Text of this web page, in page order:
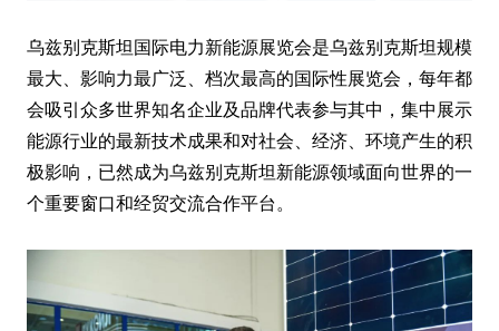
乌兹别克斯坦国际电力新能源展览会是乌兹别克斯坦规模
最大、影响力最广泛、档次最高的国际性展览会，每年都
会吸引众多世界知名企业及品牌代表参与其中，集中展示
能源行业的最新技术成果和对社会、经济、环境产生的积
极影响，已然成为乌兹别克斯坦新能源领域面向世界的一
个重要窗口和经贸交流合作平台。